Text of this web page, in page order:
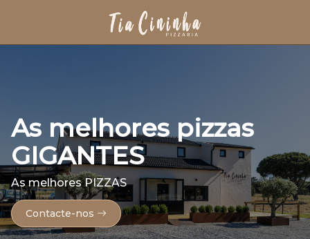
As melhores pizzas
GIGANTES
As melhores PIZZAS
Contacte-nos